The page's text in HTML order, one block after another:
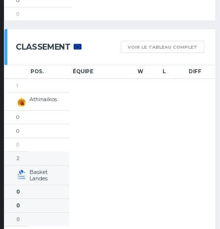
0
CLASSEMENT VOIR LE TABLEAU COMPLET
POS. ÉQUIPE W L DIFF
1
Athinaikos
0
0
0
2
Basket
Landes
0
0
0